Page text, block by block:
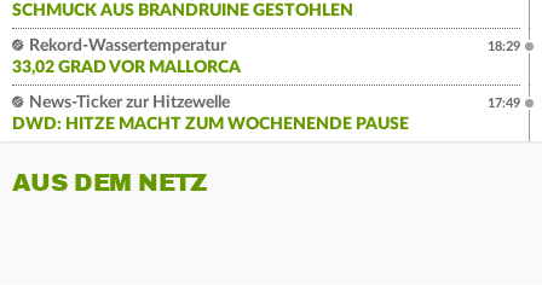
SCHMUCK AUS BRANDRUINE GESTOHLEN
Rekord-Wassertemperatur
33,02 GRAD VOR MALLORCA
18:29
News-Ticker zur Hitzewelle
DWD: HITZE MACHT ZUM WOCHENENDE PAUSE
17:49
AUS DEM NETZ